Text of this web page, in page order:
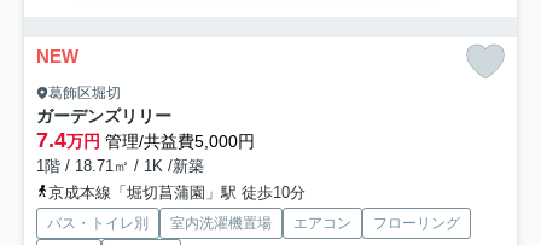
NEW
葛飾区堀切
ガーデンズリリー
7.4万円 管理/共益費5,000円
1階 / 18.71㎡ / 1K /新築
京成本線「堀切菖蒲園」駅 徒歩10分
バス・トイレ別 室内洗濯機置場 エアコン
フローリング